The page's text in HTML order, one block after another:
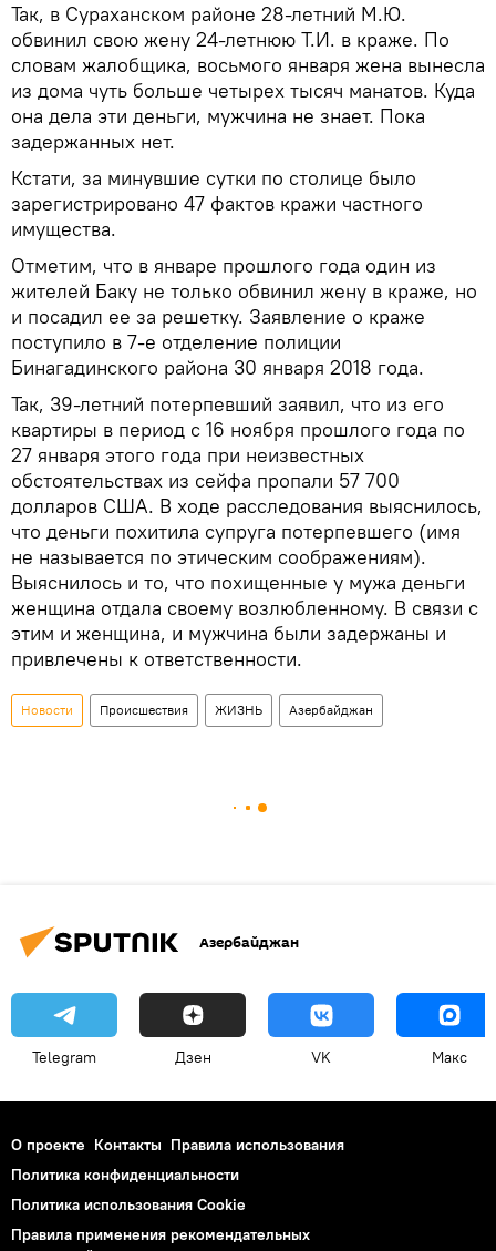
Так, в Сураханском районе 28-летний М.Ю.
обвинил свою жену 24-летнюю Т.И. в краже. По
словам жалобщика, восьмого января жена вынесла
из дома чуть больше четырех тысяч манатов. Куда
она дела эти деньги, мужчина не знает. Пока
задержанных нет.
Кстати, за минувшие сутки по столице было
зарегистрировано 47 фактов кражи частного
имущества.
Отметим, что в январе прошлого года один из
жителей Баку не только обвинил жену в краже, но
и посадил ее за решетку. Заявление о краже
поступило в 7-е отделение полиции
Бинагадинского района 30 января 2018 года.
Так, 39-летний потерпевший заявил, что из его
квартиры в период с 16 ноября прошлого года по
27 января этого года при неизвестных
обстоятельствах из сейфа пропали 57 700
долларов США. В ходе расследования выяснилось,
что деньги похитила супруга потерпевшего (имя
не называется по этическим соображениям).
Выяснилось и то, что похищенные у мужа деньги
женщина отдала своему возлюбленному. В связи с
этим и женщина, и мужчина были задержаны и
привлечены к ответственности.
Новости Происшествия ЖИЗНЬ Азербайджан
Азербайджан
Telegram Дзен VK Макс
О проекте Контакты Правила использования
Политика конфиденциальности
Политика использования Cookie
Правила применения рекомендательных